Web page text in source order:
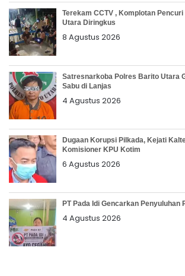
Terekam CCTV , Komplotan
Utara Diringkus
8 Agustus 2026
Satresnarkoba Polres Barito Utara
Sabu di Lanjas
4 Agustus 2026
Dugaan Korupsi Pilkada, Kejati
Komisioner KPU Kotim
6 Agustus 2026
PT Pada Idi Gencarkan Penyuluhan
4 Agustus 2026